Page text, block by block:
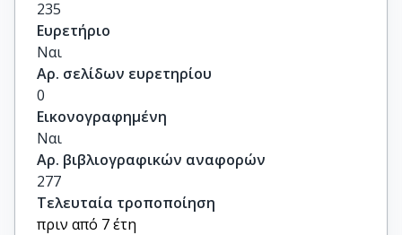
235
Ευρετήριο
Ναι
Αρ. σελίδων ευρετηρίου
0
Εικονογραφημένη
Ναι
Αρ. βιβλιογραφικών αναφορών
277
Τελευταία τροποποίηση
πριν από 7 έτη